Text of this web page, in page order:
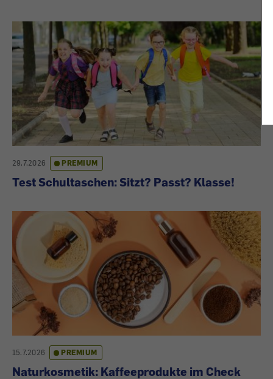
29.7.2026 PREMIUM
Test Schultaschen: Sitzt? Passt? Klasse!
15.7.2026 PREMIUM
Naturkosmetik: Kaffeeprodukte im Check